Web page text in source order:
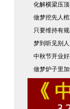
化解横梁压顶
做梦挖先人
只要维持有
梦到听见别
中秋节开业
做梦炉子里